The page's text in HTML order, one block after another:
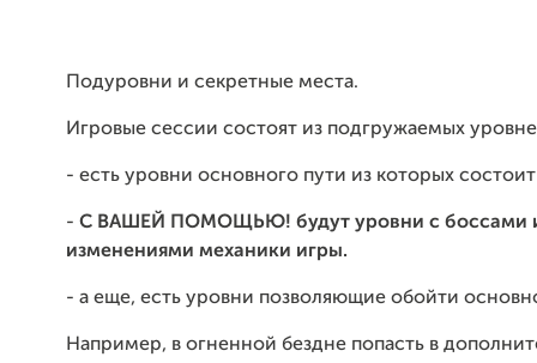
Подуровни и секретные места.
Игровые сессии состоят из подгружаемых
- есть уровни основного пути из которых
- С ВАШЕЙ ПОМОЩЬЮ! будут уровни с боссами
изменениями механики игры.
- а еще, есть уровни позволяющие обойти
Например, в огненной бездне попасть в